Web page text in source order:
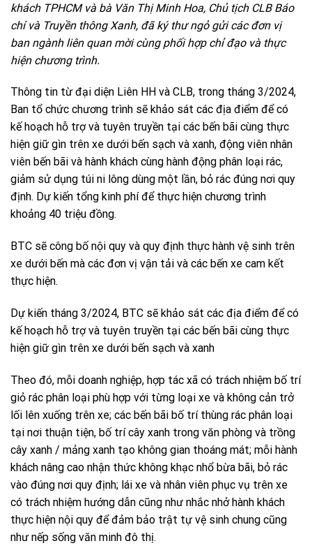
khách TPHCM và bà Văn Thị Minh Hoa, Chủ tịch CLB Báo
chí và Truyền thông Xanh, đã ký thư ngỏ gửi các đơn vị
ban ngành liên quan mời cùng phối hợp chỉ đạo và thực
hiện chương trình.
Thông tin từ đại diện Liên HH và CLB, trong tháng 3/2024,
Ban tổ chức chương trình sẽ khảo sát các địa điểm để có
kế hoạch hỗ trợ và tuyên truyền tại các bến bãi cùng thực
hiện giữ gìn trên xe dưới bến sạch và xanh, động viên nhân
viên bến bãi và hành khách cùng hành động phân loại rác,
giảm sử dụng túi ni lông dùng một lần, bỏ rác đúng nơi quy
định. Dự kiến tổng kinh phí để thực hiện chương trình
khoảng 40 triệu đồng.
BTC sẽ công bố nội quy và quy định thực hành vệ sinh trên
xe dưới bến mà các đơn vị vận tải và các bến xe cam kết
thực hiện.
Dự kiến tháng 3/2024, BTC sẽ khảo sát các địa điểm để có
kế hoạch hỗ trợ và tuyên truyền tại các bến bãi cùng thực
hiện giữ gìn trên xe dưới bến sạch và xanh
Theo đó, mỗi doanh nghiệp, hợp tác xã có trách nhiệm bố trí
giỏ rác phân loại phù hợp với từng loại xe và không cản trở
lối lên xuống trên xe; các bến bãi bố trí thùng rác phân loại
tại nơi thuận tiện, bố trí cây xanh trong văn phòng và trồng
cây xanh / mảng xanh tạo không gian thoáng mát; mỗi hành
khách nâng cao nhận thức không khạc nhổ bừa bãi, bỏ rác
vào đúng nơi quy định; lái xe và nhân viên phục vụ trên xe
có trách nhiệm hướng dẫn cũng như nhắc nhở hành khách
thực hiện nội quy để đảm bảo trật tự vệ sinh chung cũng
như nếp sống văn minh đô thị.